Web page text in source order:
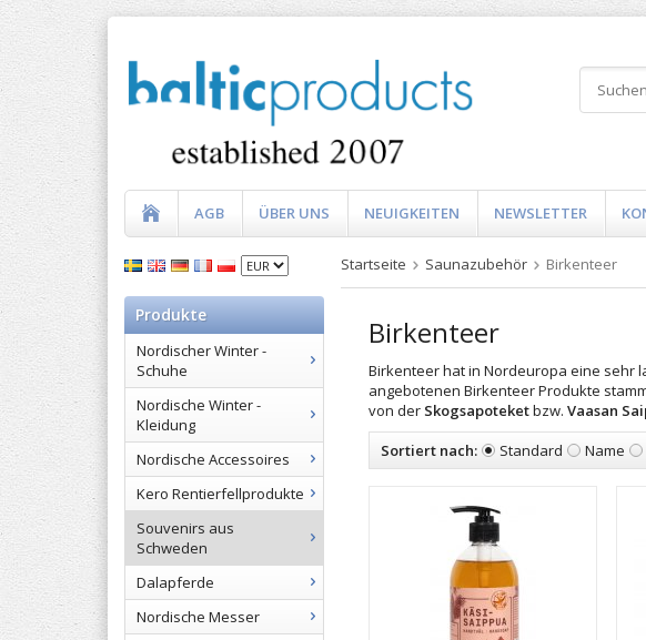
AGB ÜBER UNS NEUIGKEITEN NEWSLETTER
Produkte
Nordischer Winter -
Schuhe
Nordische Winter -
Kleidung
Nordische Accessoires
Kero Rentierfellprodukte
Souvenirs aus
Schweden
Dalapferde
Nordische Messer
Startseite Saunazubehör Birkenteer
Birkenteer
Birkenteer hat in Nordeuropa eine sehr
angebotenen Birkenteer Produkte
von der Skogsapoteketbzw. Vaasan
Sortiert nach:
Standard Name